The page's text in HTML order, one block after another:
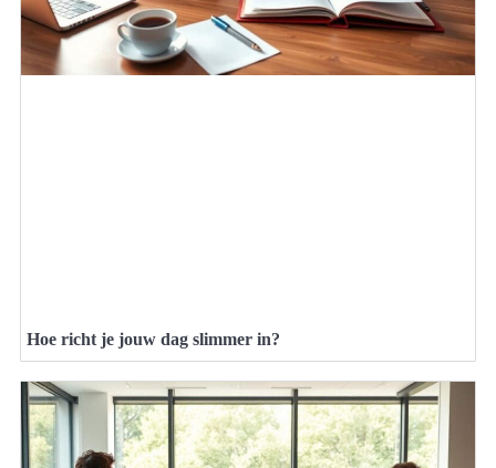
Hoe richt je jouw dag slimmer in?